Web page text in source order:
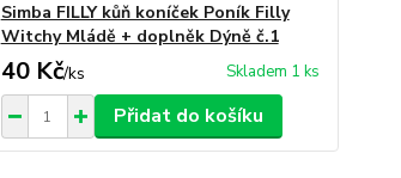
Simba FILLY kůň koníček Poník Filly
Witchy Mládě + doplněk Dýně č.1
40 Kč/ks Skladem 1 ks
Přidat do košíku